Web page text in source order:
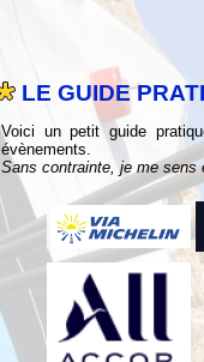
LE GUIDE
Voici un petit guide
évènements.
Sans contrainte, je me sens